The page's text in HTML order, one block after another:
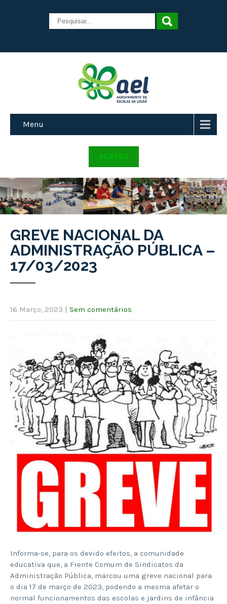
Menu
ACESSO
GREVE NACIONAL DA
ADMINISTRAÇÃO PÚBLICA –
17/03/2023
16 Março, 2023 | Sem comentários
Informa-se, para os devido efeitos, a comunidade
educativa que, a Frente Comum de Sindicatos da
Administração Pública, marcou uma greve nacional para
o dia 17 de março de 2023, podendo a mesma afetar o
normal funcionamentos das escolas e jardins de infância